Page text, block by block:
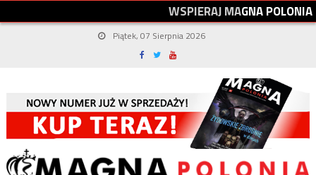
WSPIERAJMAGNAPOLONIA
Piątek, 07 Sierpnia 2026